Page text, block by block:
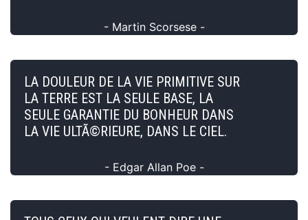
- Martin Scorsese -
LA DOULEUR DE LA VIE PRIMITIVE SUR
LA TERRE EST LA SEULE BASE, LA
SEULE GARANTIE DU BONHEUR DANS
LA VIE ULTÃ©RIEURE, DANS LE CIEL.
- Edgar Allan Poe -